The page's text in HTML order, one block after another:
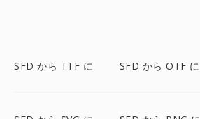
SFD から TTF に SFD から OTF に